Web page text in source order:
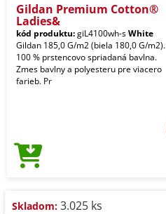
Gildan Premium Cotton®
Ladies&
kód produktu:giL4100wh-sWhite
Gildan 185,0 G/m2 (biela 180,0 G/m2).
100 % prstencovo spriadaná bavlna.
Zmes bavlny a polyesteru pre viacero
farieb. Pr
Skladom: 3.025 ks